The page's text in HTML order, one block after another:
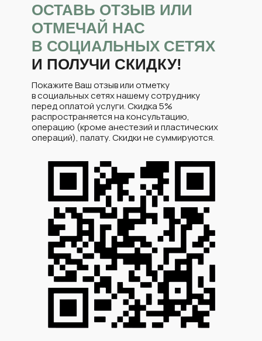
Покажите Ваш отзыв или отметку
в социальных сетях нашему сотруднику
перед оплатой услуги. Скидка 5%
распространяется на консультацию,
операцию (кроме анестезий и пластических
операций), палату. Скидки не суммируются.
ОСТАВЬ ОТЗЫВ ИЛИ
ОТМЕЧАЙ НАС
В СОЦИАЛЬНЫХ СЕТЯХ
И ПОЛУЧИ СКИДКУ!